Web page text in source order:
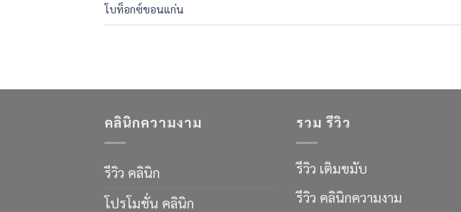
โบท็อกซ์ขอนแก่น
คลินิกความงาม
รีวิว คลินิก
โปรโมชั่น คลินิก
รวม รีวิว
รีวิว เติมขมับ
รีวิว คลินิกความงาม